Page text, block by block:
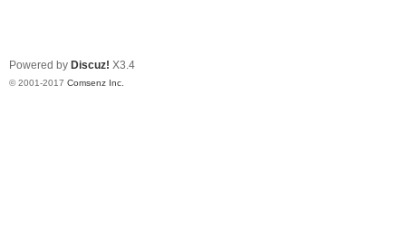
Powered by Discuz! X3.4
© 2001-2017 Comsenz Inc.